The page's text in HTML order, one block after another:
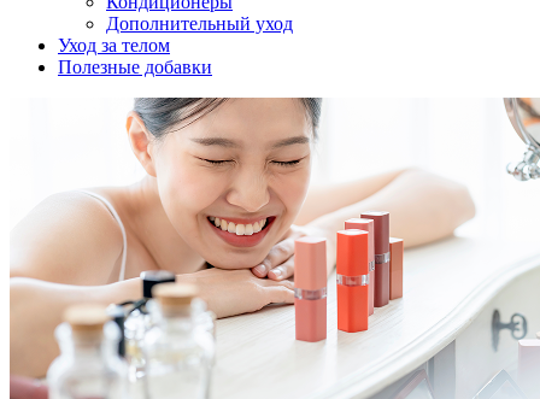
Дополнительный уход
Уход за телом
Полезные добавки